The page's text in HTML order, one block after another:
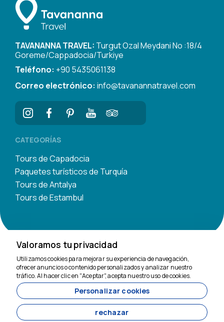
TAVANANNA TRAVEL: Turgut Ozal Meydani No :18/4
Goreme/Cappadocia/Turkiye
Teléfono: +90 5435061138
Correo electrónico: info@tavanannatravel.com
CATEGORÍAS
Tours de Capadocia
Paquetes turísticos de Turquía
Tours de Antalya
Tours de Estambul
Valoramos tu privacidad
Utilizamos cookies para mejorar su experiencia de navegación,
ofrecer anuncios o contenido personalizados y analizar nuestro
tráfico. Al hacer clic en "Aceptar", acepta nuestro uso de cookies.
Personalizar cookies
rechazar
Estamos aquí para
ayudar